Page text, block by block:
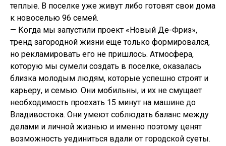
теплые. В поселке уже живут либо готовят свои дома
к новоселью 96 семей.
— Когда мы запустили проект «Новый Де-Фриз»,
тренд загородной жизни еще только формировался,
но рекламировать его не пришлось. Атмосфера,
которую мы сумели создать в поселке, оказалась
близка молодым людям, которые успешно строят и
карьеру, и семью. Они мобильны, и их не смущает
необходимость проехать 15 минут на машине до
Владивостока. Они умеют соблюдать баланс между
делами и личной жизнью и именно поэтому ценят
возможность уединиться вдали от городской суеты.